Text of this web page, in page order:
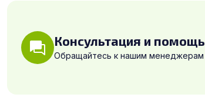
Консультация и помощь
Обращайтесь к нашим менеджерам